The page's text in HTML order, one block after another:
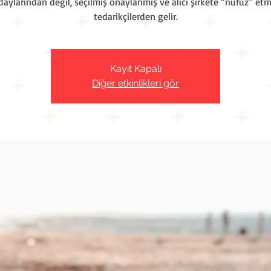
tedarikçilerden gelir.
Kayıt Kapalı
Diğer etkinlikleri gör